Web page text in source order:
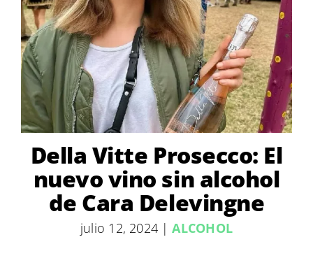
Della Vitte Prosecco: El
nuevo vino sin alcohol
de Cara Delevingne
julio 12, 2024 | ALCOHOL